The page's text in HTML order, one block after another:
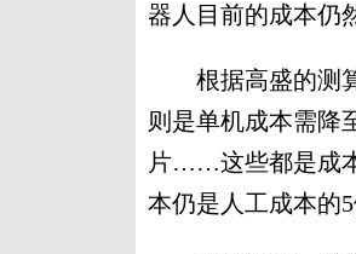
器人目前的成本仍
根据高盛的测算
则是单机成本需降
片……这些都是成
本仍是人工成本的